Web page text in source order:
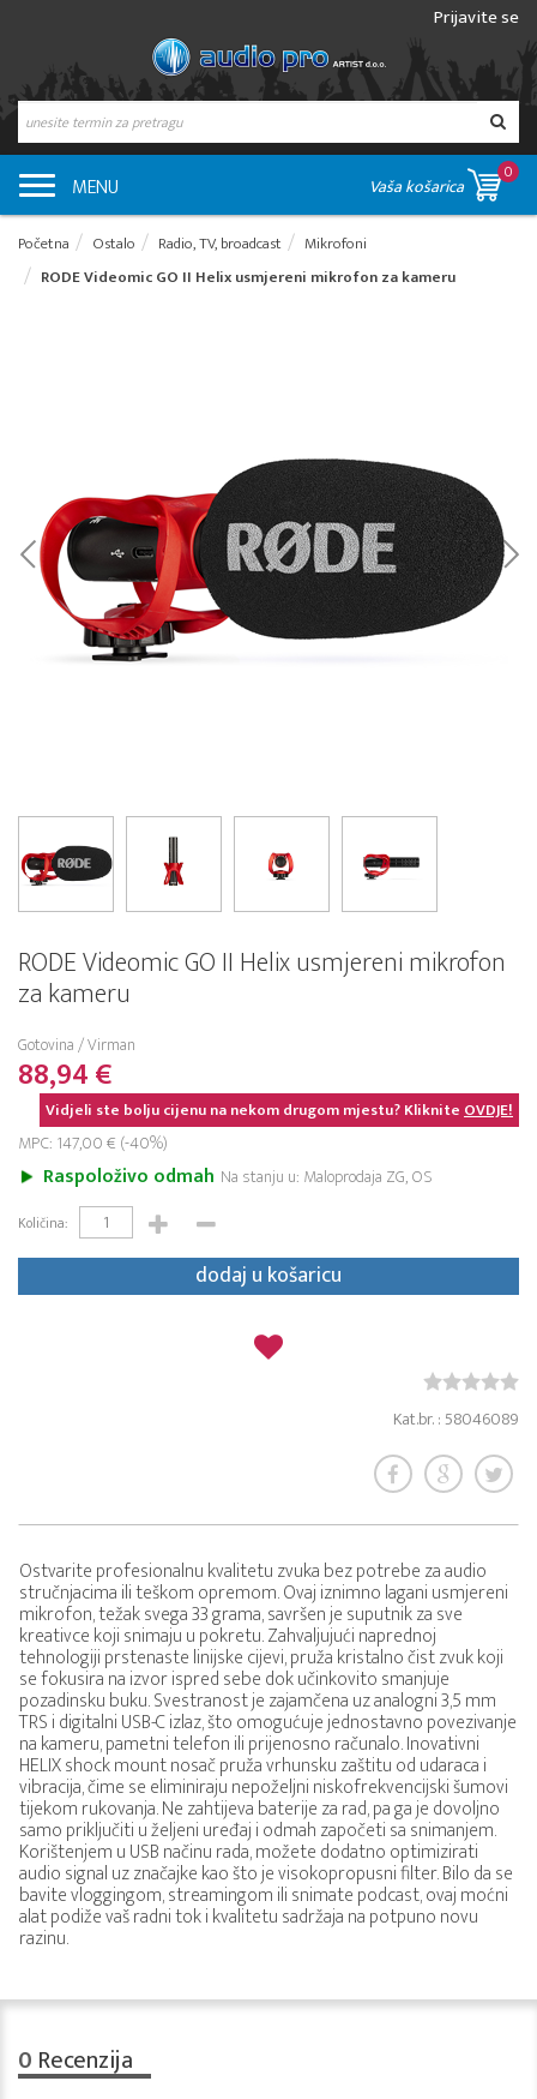
Prijavite se
MENU Vaša košarica
0
Početna Ostalo Radio, TV, broadcast
Mikrofoni
RODE Videomic GO II Helix usmjereni mikrofon za kameru
RODE Videomic GO II Helix usmjereni mikrofon
za kameru
Gotovina / Virman
88,94 €
Vidjeli ste bolju cijenu na nekom drugom mjestu? KlikniteOVDJE!
MPC: 147,00 € (-40%)
Raspoloživo odmah Na stanju u: Maloprodaja ZG, OS
Količina:
dodaj u košaricu
Kat.br. : 58046089
Ostvarite profesionalnu kvalitetu zvuka bez potrebe za audio
stručnjacima ili teškom opremom. Ovaj iznimno lagani usmjereni
mikrofon, težak svega 33 grama, savršen je suputnik za sve
kreativce koji snimaju u pokretu. Zahvaljujući naprednoj
tehnologiji prstenaste linijske cijevi, pruža kristalno čist zvuk koji
se fokusira na izvor ispred sebe dok učinkovito smanjuje
pozadinsku buku. Svestranost je zajamčena uz analogni 3,5 mm
TRS i digitalni USB-C izlaz, što omogućuje jednostavno povezivanje
na kameru, pametni telefon ili prijenosno računalo. Inovativni
HELIX shock mount nosač pruža vrhunsku zaštitu od udaraca i
vibracija, čime se eliminiraju nepoželjni niskofrekvencijski šumovi
tijekom rukovanja. Ne zahtijeva baterije za rad, pa ga je dovoljno
samo priključiti u željeni uređaj i odmah započeti sa snimanjem.
Korištenjem u USB načinu rada, možete dodatno optimizirati
audio signal uz značajke kao što je visokopropusni filter. Bilo da se
bavite vloggingom, streamingom ili snimate podcast, ovaj moćni
alat podiže vaš radni tok i kvalitetu sadržaja na potpuno novu
razinu.
0 Recenzija